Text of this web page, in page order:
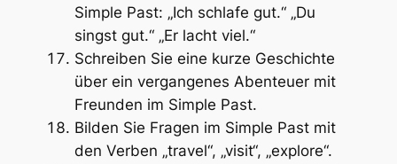
Simple Past: „Ich schlafe gut.“ „Du
singst gut.“ „Er lacht viel.“
Schreiben Sie eine kurze Geschichte
über ein vergangenes Abenteuer mit
Freunden im Simple Past.
Bilden Sie Fragen im Simple Past mit
den Verben „travel“, „visit“, „explore“.